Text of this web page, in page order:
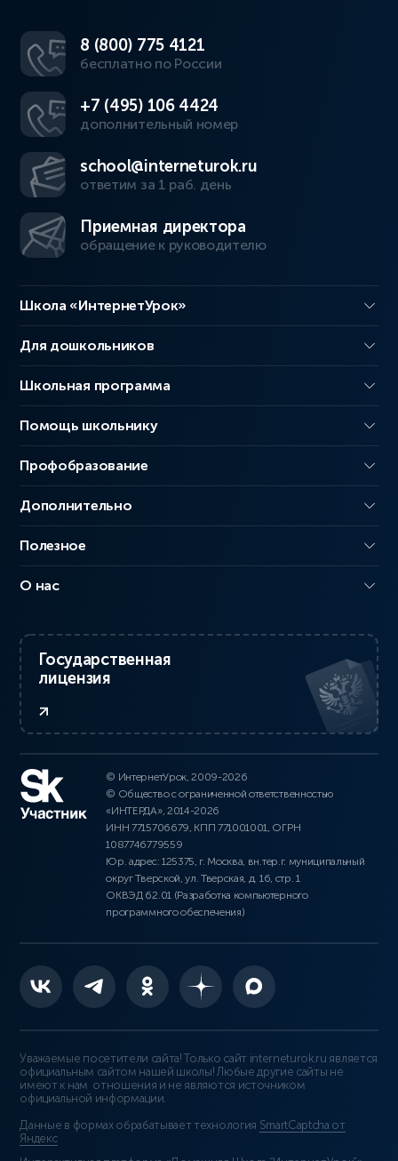
8 (800) 775 4121
бесплатно по России
+7 (495) 106 4424
дополнительный номер
school@interneturok.ru
ответим за 1 раб. день
Приемная директора
обращение к руководителю
Школа «ИнтернетУрок»
Для дошкольников
Школьная программа
Помощь школьнику
Профобразование
Дополнительно
Полезное
О нас
Государственная
лицензия
© ИнтернетУрок, 2009-2026
© Общество с ограниченной ответственностью
«ИНТЕРДА», 2014-2026
ИНН 7715706679, КПП 771001001, ОГРН
1087746779559
Юр. адрес: 125375, г. Москва, вн.тер.г. муниципальный
округ Тверской, ул. Тверская, д. 16, стр. 1
ОКВЭД 62.01 (Разработка компьютерного
программного обеспечения)
Уважаемые посетители сайта! Только сайт interneturok.ru является
официальным сайтом нашей школы! Любые другие сайты не
имеют к нам отношения и не являются источником
официальной информации.
Данные в формах обрабатывает технология SmartCaptcha от
Яндекс